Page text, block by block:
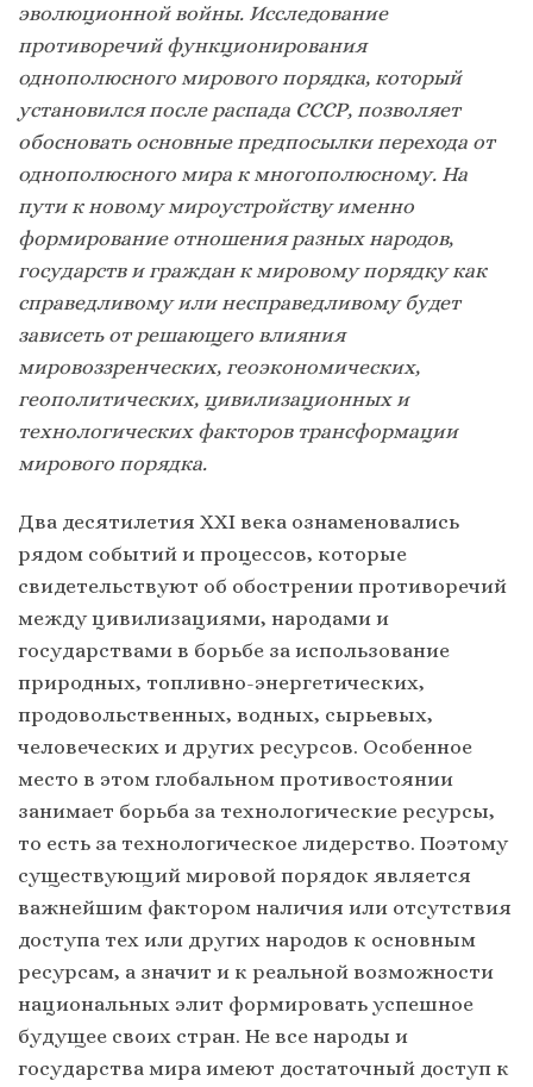
эволюционной войны. Исследование
противоречий функционирования
однополюсного мирового порядка, который
установился после распада СССР, позволяет
обосновать основные предпосылки перехода от
однополюсного мира к многополюсному. На
пути к новому мироустройству именно
формирование отношения разных народов,
государств и граждан к мировому порядку как
справедливому или несправедливому будет
зависеть от решающего влияния
мировоззренческих, геоэкономических,
геополитических, цивилизационных и
технологических факторов трансформации
мирового порядка.
Два десятилетия ХХІ века ознаменовались
рядом событий и процессов, которые
свидетельствуют об обострении противоречий
между цивилизациями, народами и
государствами в борьбе за использование
природных, топливно-энергетических,
продовольственных, водных, сырьевых,
человеческих и других ресурсов. Особенное
место в этом глобальном противостоянии
занимает борьба за технологические ресурсы,
то есть за технологическое лидерство. Поэтому
существующий мировой порядок является
важнейшим фактором наличия или отсутствия
доступа тех или других народов к основным
ресурсам, а значит и к реальной возможности
национальных элит формировать успешное
будущее своих стран. Не все народы и
государства мира имеют достаточный доступ к